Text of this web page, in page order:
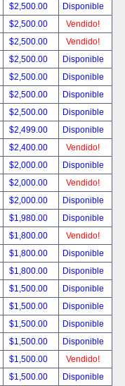
$2,500.00
Disponible
$2,500.00
Vendido!
$2,500.00
Vendido!
$2,500.00
Disponible
$2,500.00
Disponible
$2,500.00
Disponible
$2,500.00
Disponible
$2,499.00
Disponible
$2,400.00
Vendido!
$2,000.00
Disponible
$2,000.00
Vendido!
$2,000.00
Disponible
$1,980.00
Disponible
$1,800.00
Vendido!
$1,800.00
Disponible
$1,800.00
Disponible
$1,500.00
Disponible
$1,500.00
Disponible
$1,500.00
Disponible
$1,500.00
Disponible
$1,500.00
Vendido!
$1,500.00
Disponible